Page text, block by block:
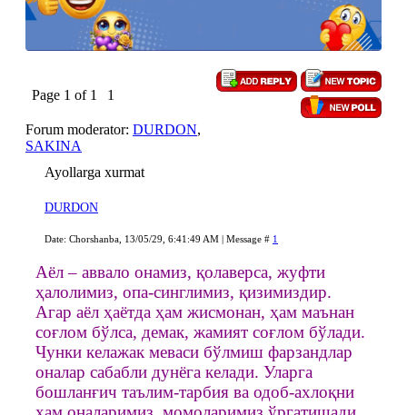
Page 1 of 1 1
Forum moderator: DURDON,
SAKINA
Ayollarga xurmat
DURDON
Date: Chorshanba, 13/05/29, 6:41:49 AM | Message # 1
Аёл – аввало онамиз, қолаверса, жуфти
ҳалолимиз, опа-синглимиз, қизимиздир.
Агар аёл ҳаётда ҳам жисмонан, ҳам маънан
соғлом бўлса, демак, жамият соғлом бўлади.
Чунки келажак меваси бўлмиш фарзандлар
оналар сабабли дунёга келади. Уларга
бошланғич таълим-тарбия ва одоб-ахлоқни